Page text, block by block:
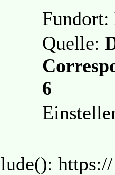
Fundort:
Quelle:
6